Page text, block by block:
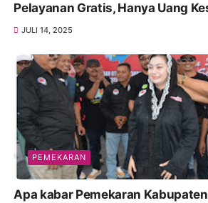
Pelayanan Gratis, Hanya Uang
JULI 14, 2025
PEMEKARAN
Apa kabar Pemekaran